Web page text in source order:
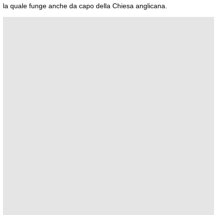
la quale funge anche da capo della Chiesa anglicana.